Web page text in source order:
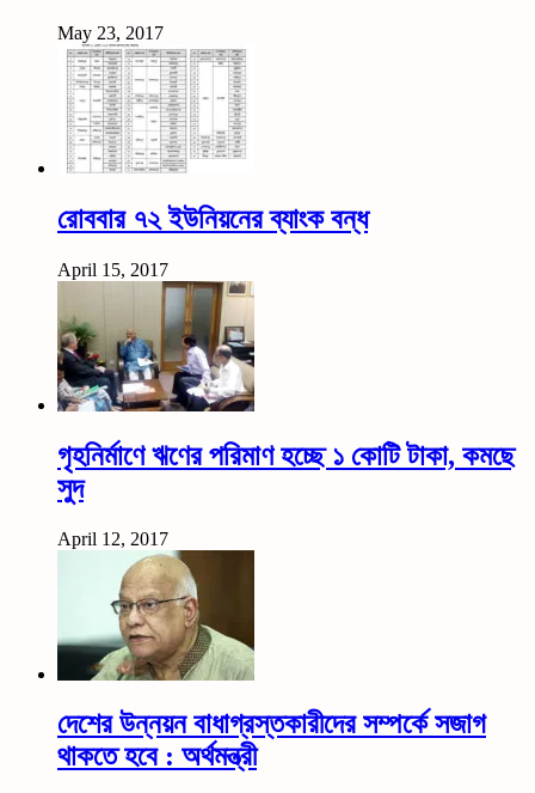
May 23, 2017
রোববার ৭২ ইউনিয়নের ব্যাংক বন্ধ
April 15, 2017
গৃহনির্মাণে ঋণের পরিমাণ হচ্ছে ১ কোটি টাকা, কমছে
সুদ
April 12, 2017
দেশের উন্নয়ন বাধাগ্রস্তকারীদের সম্পর্কে সজাগ
থাকতে হবে : অর্থমন্ত্রী